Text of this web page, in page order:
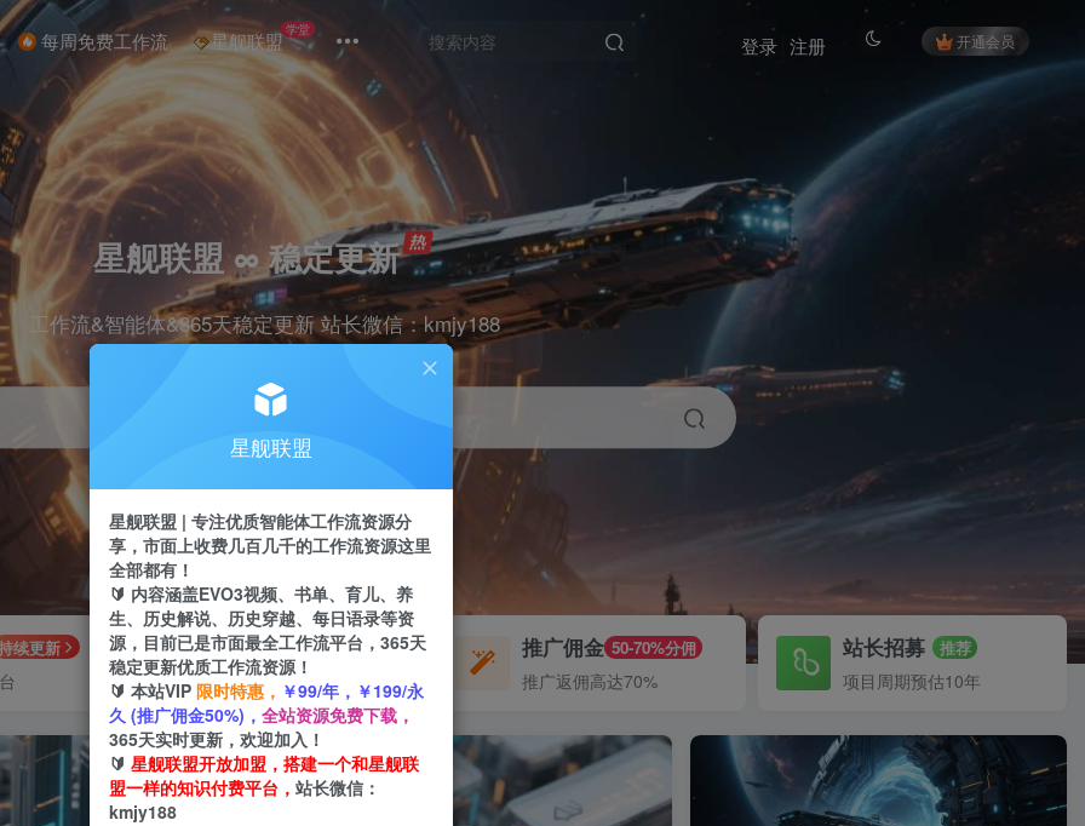
每周免费工作流 星舰联盟学堂
开通会员
登录 注册
星舰联盟 ∞ 稳定更新
工作流&智能体&365天稳定更新 站长微信：kmjy188
续更新 每周免费工作流 体验
不定期更新
推广佣金 50-70%分佣
推广返佣高达70%
站长招募 推荐
项目周期预估10年
星舰联盟
星舰联盟 | 专注优质智能体工作流资源分
享，市面上收费几百几千的工作流资源这里
全部都有！
🔰 内容涵盖EVO3视频、书单、育儿、养
生、历史解说、历史穿越、每日语录等资
源，目前已是市面最全工作流平台，365天
稳定更新优质工作流资源！
🔰 本站VIP 限时特惠， ￥99/年，￥199/永
久 (推广佣金50%)， 全站资源免费下载，
365天实时更新，欢迎加入！
🔰 星舰联盟开放加盟，搭建一个和星舰联
盟一样的知识付费平台， 站长微信：
kmjy188